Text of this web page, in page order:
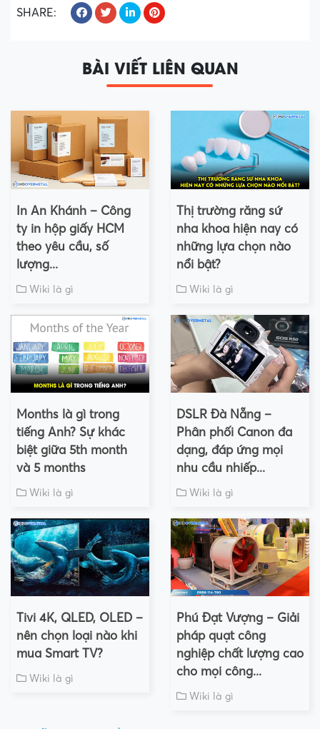
SHARE:
BÀI VIẾT LIÊN QUAN
In An Khánh – Công
ty in hộp giấy HCM
theo yêu cầu, số
lượng...
Wiki là gì
Thị trường răng sứ
nha khoa hiện nay có
những lựa chọn nào
nổi bật?
Wiki là gì
Months là gì trong
tiếng Anh? Sự khác
biệt giữa 5th month
và 5 months
Wiki là gì
DSLR Đà Nẵng –
Phân phối Canon đa
dạng, đáp ứng mọi
nhu cầu nhiếp...
Wiki là gì
Tivi 4K, QLED, OLED –
nên chọn loại nào khi
mua Smart TV?
Wiki là gì
Phú Đạt Vượng – Giải
pháp quạt công
nghiệp chất lượng cao
cho mọi công...
Wiki là gì